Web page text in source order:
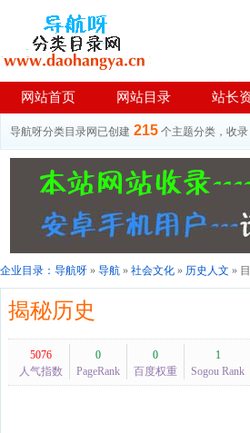
网站首页 网站目录 站长
导航呀分类目录网已创建 215 个主题分类，收录
企业目录： 导航呀 » 导航 » 社会文化 » 历史人文 »
揭秘历史
5076
人气指数
0
PageRank
0
百度权重
1
Sogou Rank